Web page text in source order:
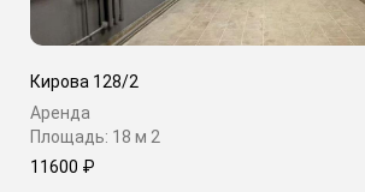
Кирова 128/2
Аренда
Площадь: 18 м 2
11600 ₽